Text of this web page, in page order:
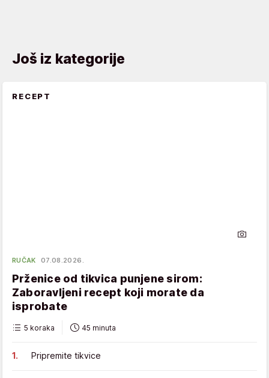
Još iz kategorije
RECEPT
RUČAK 07.08.2026.
Prženice od tikvica punjene sirom:
Zaboravljeni recept koji morate da
isprobate
5 koraka 45 minuta
Pripremite tikvice